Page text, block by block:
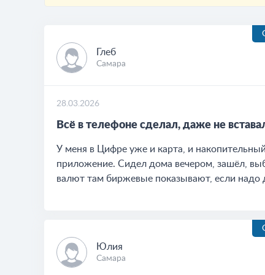
Глеб
Самара
28.03.2026
Всё в телефоне сделал, даже не
У меня в Цифре уже и карта, и
приложение. Сидел дома вечером, зашёл,
валют там биржевые показывают, если
Юлия
Самара